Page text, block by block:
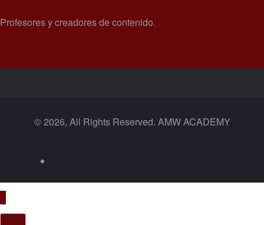
Profesores y creadores de contenido.
© 2026, All Rights Reserved. AMW ACADEMY